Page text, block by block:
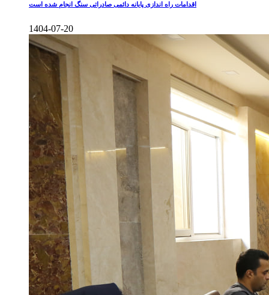
اقدامات راه اندازی پایانه دائمی صادراتی سنگ انجام شده است
1404-07-20